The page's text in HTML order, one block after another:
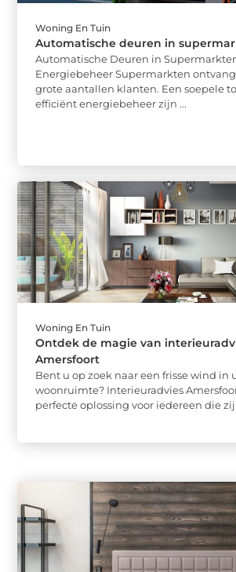
Woning En Tuin
Automatische deuren in
Automatische Deuren in
Energiebeheer Supermarkten
grote aantallen klanten. Een soepele
efficiënt energiebeheer zijn ...
Woning En Tuin
Ontdek de magie van
Amersfoort
Bent u op zoek naar een frisse wind in
woonruimte? Interieuradvies
perfecte oplossing voor iedereen die